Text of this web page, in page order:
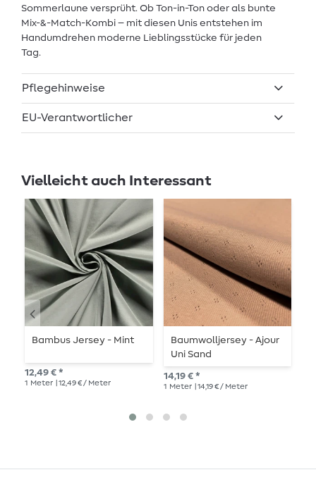
Sommerlaune versprüht. Ob Ton-in-Ton oder als bunte
Mix-&-Match-Kombi – mit diesen Unis entstehen im
Handumdrehen moderne Lieblingsstücke für jeden
Tag.
Pflegehinweise
EU-Verantwortlicher
Vielleicht auch Interessant
Bambus Jersey - Mint
12,49 € *
1 Meter | 12,49 € / Meter
Baumwolljersey - Ajour
Uni Sand
14,19 € *
1 Meter | 14,19 € / Meter